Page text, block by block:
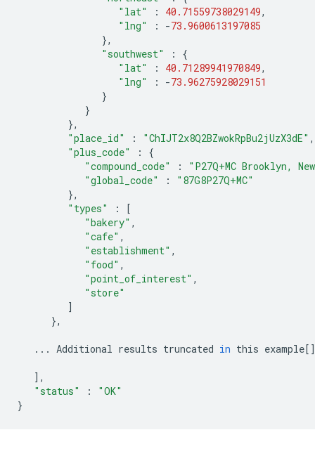
"lat"
: 40.71559738029149,
"lng"
: -73.9600613197085
},
"southwest"
:
{
"lat"
: 40.71289941970849,
"lng"
: -73.96275928029151
}
}
},
"place_id"
: "ChIJT2x8Q2BZwokRpBu2jUzX3dE" ,
"plus_code"
:
{
"compound_code"
:
"P27Q+MC Brooklyn,
"global_code"
:
"87G8P27Q+MC"
},
"types"
:
[
"bakery" ,
"cafe" ,
"establishment" ,
"food" ,
"point_of_interest" ,
"store"
]
},
... Additional results truncated in this example[]
],
"status"
:
"OK"
}